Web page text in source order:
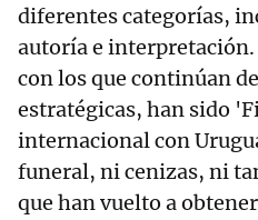
diferentes categorías,
autoría e
con los que continúan
estratégicas, han sido
internacional con
funeral, ni cenizas, ni
que han vuelto a